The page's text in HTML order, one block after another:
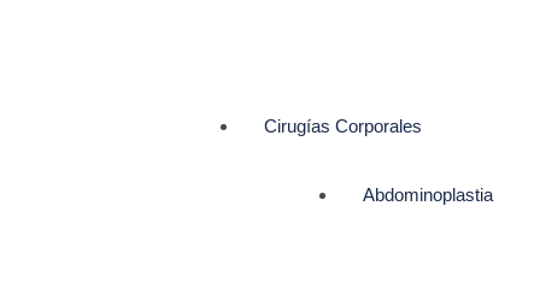
Cirugías Corporales
Abdominoplastia